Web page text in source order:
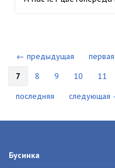
← предыдущая первая
7
8 9 10 11
последняя
следующая
Бусинка